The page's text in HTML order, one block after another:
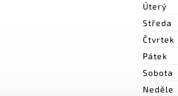
Úterý
Středa
Čtvrtek
Pátek
Sobota
Neděle